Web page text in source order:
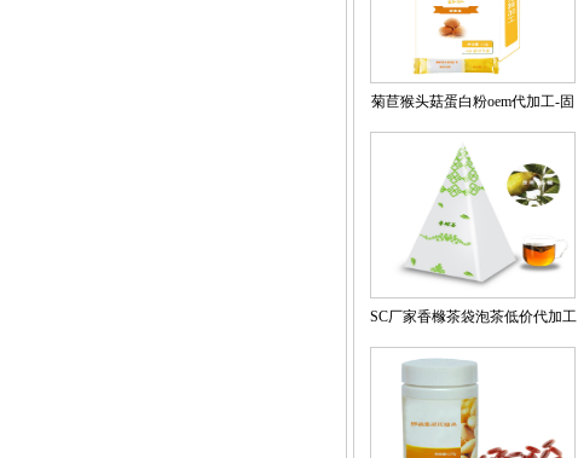
菊苣猴头菇蛋白粉oem代加工-固
体饮料出口厂商13年
SC厂家香橼茶袋泡茶低价代加工
贴牌